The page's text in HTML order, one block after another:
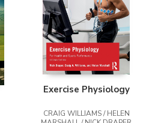
Exercise Physiology
CRAIG WILLIAMS / HELEN